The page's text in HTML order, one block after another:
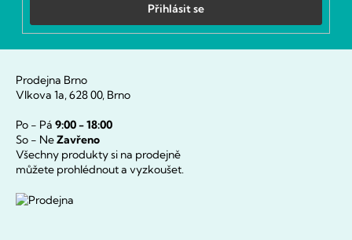
Přihlásit se
Prodejna Brno
Vlkova 1a, 628 00, Brno
Po - Pá 9:00 - 18:00
So - NeZavřeno
Všechny produkty si na prodejně
můžete prohlédnout a vyzkoušet.